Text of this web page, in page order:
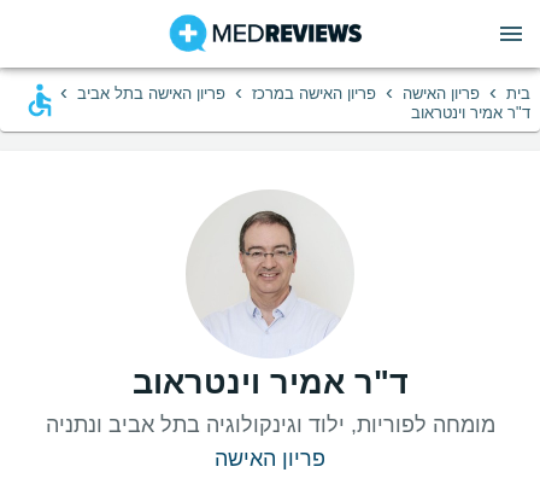
בית › פריון האישה › פריון האישה במרכז › פריון האישה בתל אביב ›
ד"ר אמיר וינטראוב
ד"ר אמיר וינטראוב
מומחה לפוריות, ילוד וגינקולוגיה בתל אביב ונתניה
פריון האישה